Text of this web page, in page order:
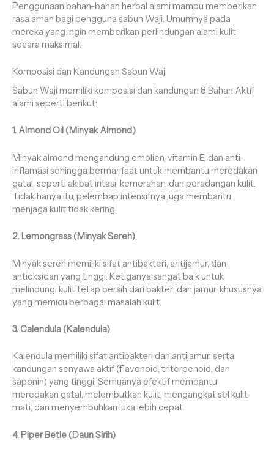
Penggunaan bahan-bahan herbal alami mampu memberikan
rasa aman bagi pengguna sabun Waji. Umumnya pada
mereka yang ingin memberikan perlindungan alami kulit
secara maksimal.
Komposisi dan Kandungan Sabun Waji
Sabun Waji memiliki komposisi dan kandungan 8 Bahan Aktif
alami seperti berikut:
1. Almond Oil (Minyak Almond)
Minyak almond mengandung emolien, vitamin E, dan anti-
inflamasi sehingga bermanfaat untuk membantu meredakan
gatal, seperti akibat iritasi, kemerahan, dan peradangan kulit.
Tidak hanya itu, pelembap intensifnya juga membantu
menjaga kulit tidak kering.
2. Lemongrass (Minyak Sereh)
Minyak sereh memiliki sifat antibakteri, antijamur, dan
antioksidan yang tinggi. Ketiganya sangat baik untuk
melindungi kulit tetap bersih dari bakteri dan jamur, khususnya
yang memicu berbagai masalah kulit.
3. Calendula (Kalendula)
Kalendula memiliki sifat antibakteri dan antijamur, serta
kandungan senyawa aktif (flavonoid, triterpenoid, dan
saponin) yang tinggi. Semuanya efektif membantu
meredakan gatal, melembutkan kulit, mengangkat sel kulit
mati, dan menyembuhkan luka lebih cepat.
4. Piper Betle (Daun Sirih)